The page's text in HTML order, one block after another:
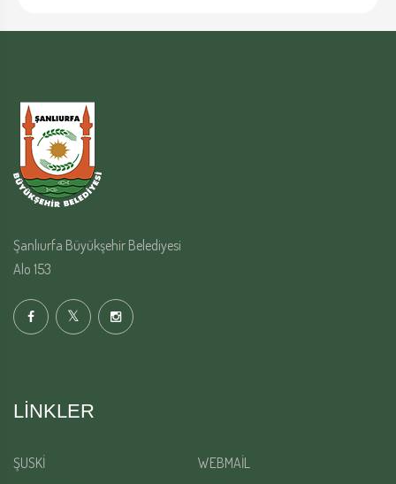
Şanlıurfa Büyükşehir Belediyesi
Alo 153
LINKLER
ŞUSKİ
WEBMAİL